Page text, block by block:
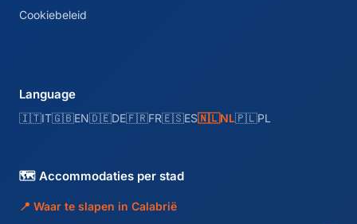
Cookiebeleid
Language
🇮🇹IT🇬🇧EN🇩🇪DE🇫🇷FR🇪🇸ES🇳🇱NL🇵🇱PL
🗺️ Accommodaties per stad
📍 Waar te slapen in Calabrië